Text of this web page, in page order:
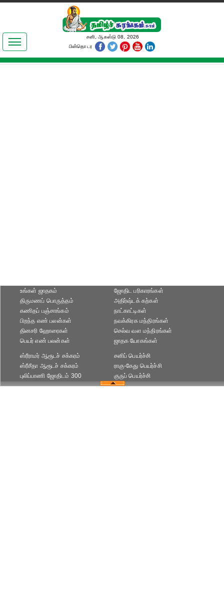
இலக்கியங்கள்
தமிழ் உலகம்
சனி, ஆகஸ்டு 08, 2026
பின்தொடர
உங்கள் ஜாதகம்
திருமணப் பொருத்தம்
கணிதப் பஞ்சாங்கம்
ஜோதிட ப‌ரிகார‌ங்க‌ள்
அதிர்ஷ்டக் கற்கள்
நாட்காட்டிகள்
பிறந்த எண் பலன்கள்
தினசரி ஹோரைகள்
பெயர் எண் பலன்கள்
நவக்கிரக மந்திரங்கள்
செல்வ வள மந்திரங்கள்
ஜாதக யோகங்கள்
ஸ்ரீராமர் ஆரூடச் சக்கரம்
ஸ்ரீசீதா ஆரூடச் சக்கரம்
புலிப்பாணி ஜோதிடம் 300
சனிப் பெயர்ச்சி
ராகு-கேது பெயர்ச்சி
குருப் பெயர்ச்சி